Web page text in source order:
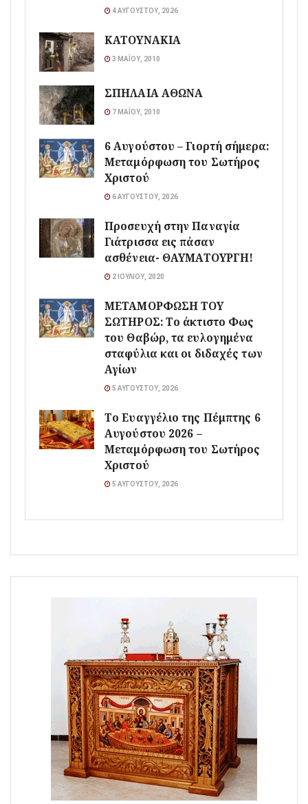
4 ΑΥΓΟΎΣΤΟΥ, 2026
ΚΑΤΟΥΝΑΚΙΑ
3 ΜΑΪ́ΟΥ, 2010
ΣΠΗΛΑΙΑ ΑΘΩΝΑ
7 ΜΑΪ́ΟΥ, 2010
6 Αυγούστου – Γιορτή σήμερα:
Μεταμόρφωση του Σωτήρος
Χριστού
6 ΑΥΓΟΎΣΤΟΥ, 2026
Προσευχή στην Παναγία
Γιάτρισσα εις πάσαν
ασθένεια- ΘΑΥΜΑΤΟΥΡΓΗ!
2 ΙΟΥΛΊΟΥ, 2020
ΜΕΤΑΜΟΡΦΩΣΗ ΤΟΥ
ΣΩΤΗΡΟΣ: Το άκτιστο Φως
του Θαβώρ, τα ευλογημένα
σταφύλια και οι διδαχές των
Αγίων
5 ΑΥΓΟΎΣΤΟΥ, 2026
Το Ευαγγέλιο της Πέμπτης 6
Αυγούστου 2026 –
Μεταμόρφωση του Σωτήρος
Χριστού
5 ΑΥΓΟΎΣΤΟΥ, 2026